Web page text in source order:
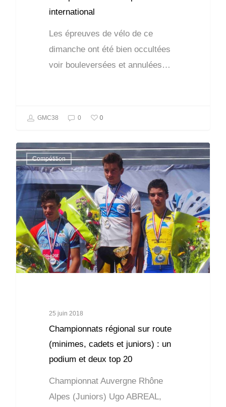
international
Les épreuves de vélo de ce
dimanche ont été bien occultées
voir bouleversées et annulées…
GMC38 0 0
Compétition
25 juin 2018
Championnats régional sur route
(minimes, cadets et juniors) : un
podium et deux top 20
Championnat Auvergne Rhône
Alpes (Juniors) Ugo ABREAL,